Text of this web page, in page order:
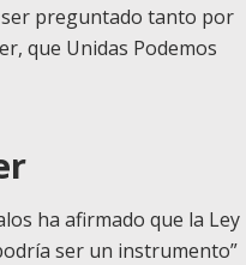
ser preguntado tanto por
que Unidas Podemos
ha afirmado que la Ley
ser un instrumento”